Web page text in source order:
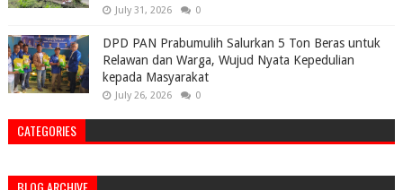
July 31, 2026 0
DPD PAN Prabumulih Salurkan 5 Ton Beras untuk
Relawan dan Warga, Wujud Nyata Kepedulian
kepada Masyarakat
July 26, 2026 0
CATEGORIES